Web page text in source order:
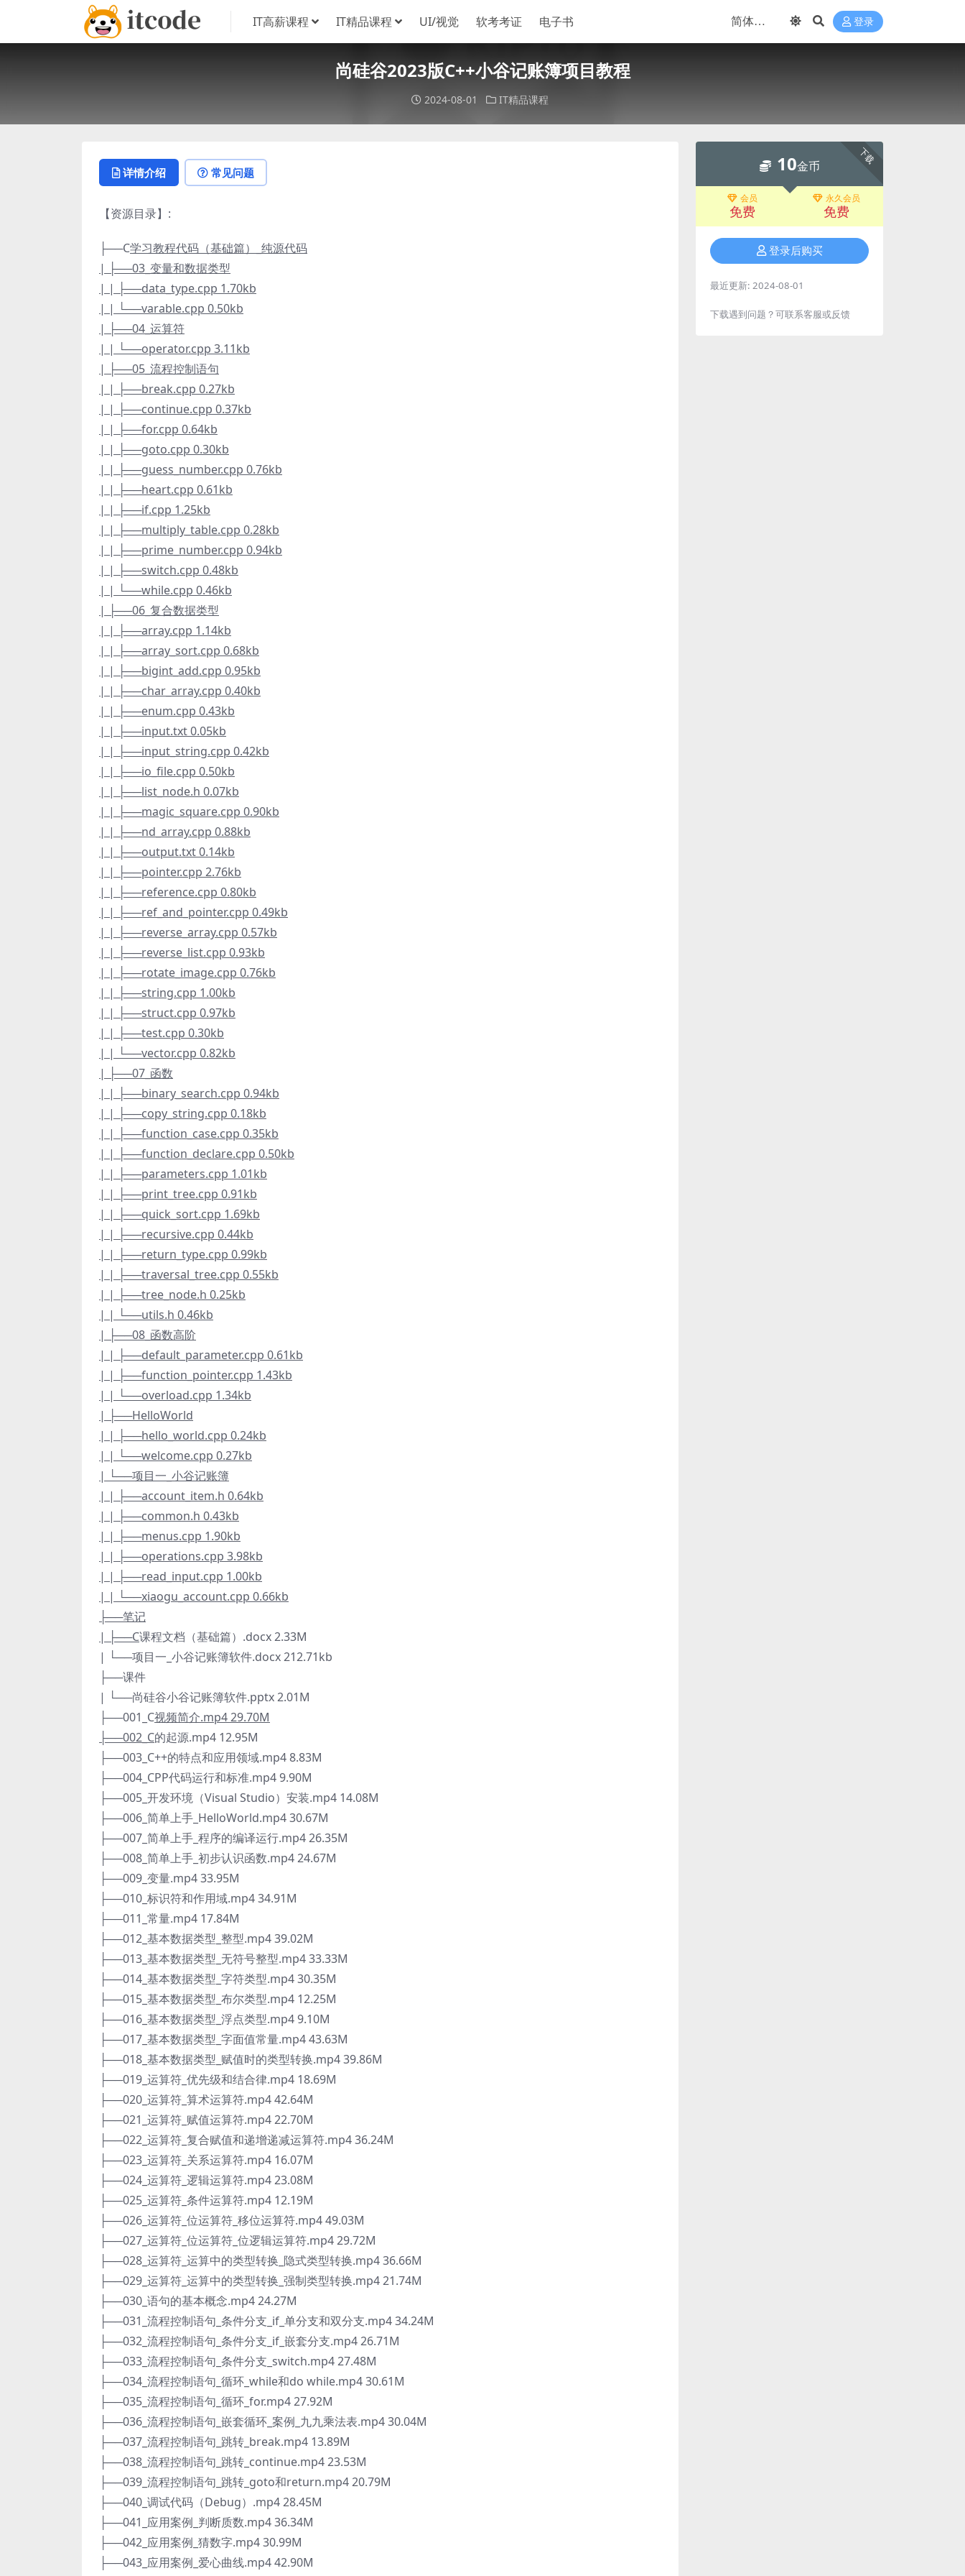
IT高薪课程 IT精品课程 UI/视觉 软考考证 电子书 登录
尚硅谷2023版C++小谷记账簿项目教程
2024-08-01 IT精品课程
详情介绍 常见问题
【资源目录】:
├──C学习教程代码（基础篇）_纯源代码
| ├──03_变量和数据类型
| | ├──data_type.cpp 1.70kb
| | └──varable.cpp 0.50kb
| ├──04_运算符
| | └──operator.cpp 3.11kb
| ├──05_流程控制语句
| | ├──break.cpp 0.27kb
| | ├──continue.cpp 0.37kb
| | ├──for.cpp 0.64kb
| | ├──goto.cpp 0.30kb
| | ├──guess_number.cpp 0.76kb
| | ├──heart.cpp 0.61kb
| | ├──if.cpp 1.25kb
| | ├──multiply_table.cpp 0.28kb
| | ├──prime_number.cpp 0.94kb
| | ├──switch.cpp 0.48kb
| | └──while.cpp 0.46kb
| ├──06_复合数据类型
| | ├──array.cpp 1.14kb
| | ├──array_sort.cpp 0.68kb
| | ├──bigint_add.cpp 0.95kb
| | ├──char_array.cpp 0.40kb
| | ├──enum.cpp 0.43kb
| | ├──input.txt 0.05kb
| | ├──input_string.cpp 0.42kb
| | ├──io_file.cpp 0.50kb
| | ├──list_node.h 0.07kb
| | ├──magic_square.cpp 0.90kb
| | ├──nd_array.cpp 0.88kb
| | ├──output.txt 0.14kb
| | ├──pointer.cpp 2.76kb
| | ├──reference.cpp 0.80kb
| | ├──ref_and_pointer.cpp 0.49kb
| | ├──reverse_array.cpp 0.57kb
| | ├──reverse_list.cpp 0.93kb
| | ├──rotate_image.cpp 0.76kb
| | ├──string.cpp 1.00kb
| | ├──struct.cpp 0.97kb
| | ├──test.cpp 0.30kb
| | └──vector.cpp 0.82kb
| ├──07_函数
| | ├──binary_search.cpp 0.94kb
| | ├──copy_string.cpp 0.18kb
| | ├──function_case.cpp 0.35kb
| | ├──function_declare.cpp 0.50kb
| | ├──parameters.cpp 1.01kb
| | ├──print_tree.cpp 0.91kb
| | ├──quick_sort.cpp 1.69kb
| | ├──recursive.cpp 0.44kb
| | ├──return_type.cpp 0.99kb
| | ├──traversal_tree.cpp 0.55kb
| | ├──tree_node.h 0.25kb
| | └──utils.h 0.46kb
| ├──08_函数高阶
| | ├──default_parameter.cpp 0.61kb
| | ├──function_pointer.cpp 1.43kb
| | └──overload.cpp 1.34kb
| ├──HelloWorld
| | ├──hello_world.cpp 0.24kb
| | └──welcome.cpp 0.27kb
| └──项目一_小谷记账簿
| | ├──account_item.h 0.64kb
| | ├──common.h 0.43kb
| | ├──menus.cpp 1.90kb
| | ├──operations.cpp 3.98kb
| | ├──read_input.cpp 1.00kb
| | └──xiaogu_account.cpp 0.66kb
├──笔记
| ├──C课程文档（基础篇）.docx 2.33M
| └──项目一_小谷记账簿软件.docx 212.71kb
├──课件
| └──尚硅谷小谷记账簿软件.pptx 2.01M
├──001_C视频简介.mp4 29.70M
├──002_C的起源.mp4 12.95M
├──003_C++的特点和应用领域.mp4 8.83M
├──004_CPP代码运行和标准.mp4 9.90M
├──005_开发环境（Visual Studio）安装.mp4 14.08M
├──006_简单上手_HelloWorld.mp4 30.67M
├──007_简单上手_程序的编译运行.mp4 26.35M
├──008_简单上手_初步认识函数.mp4 24.67M
├──009_变量.mp4 33.95M
├──010_标识符和作用域.mp4 34.91M
├──011_常量.mp4 17.84M
├──012_基本数据类型_整型.mp4 39.02M
├──013_基本数据类型_无符号整型.mp4 33.33M
├──014_基本数据类型_字符类型.mp4 30.35M
├──015_基本数据类型_布尔类型.mp4 12.25M
├──016_基本数据类型_浮点类型.mp4 9.10M
├──017_基本数据类型_字面值常量.mp4 43.63M
├──018_基本数据类型_赋值时的类型转换.mp4 39.86M
├──019_运算符_优先级和结合律.mp4 18.69M
├──020_运算符_算术运算符.mp4 42.64M
├──021_运算符_赋值运算符.mp4 22.70M
├──022_运算符_复合赋值和递增递减运算符.mp4 36.24M
├──023_运算符_关系运算符.mp4 16.07M
├──024_运算符_逻辑运算符.mp4 23.08M
├──025_运算符_条件运算符.mp4 12.19M
├──026_运算符_位运算符_移位运算符.mp4 49.03M
├──027_运算符_位运算符_位逻辑运算符.mp4 29.72M
├──028_运算符_运算中的类型转换_隐式类型转换.mp4 36.66M
├──029_运算符_运算中的类型转换_强制类型转换.mp4 21.74M
├──030_语句的基本概念.mp4 24.27M
├──031_流程控制语句_条件分支_if_单分支和双分支.mp4 34.24M
├──032_流程控制语句_条件分支_if_嵌套分支.mp4 26.71M
├──033_流程控制语句_条件分支_switch.mp4 27.48M
├──034_流程控制语句_循环_while和do while.mp4 30.61M
├──035_流程控制语句_循环_for.mp4 27.92M
├──036_流程控制语句_嵌套循环_案例_九九乘法表.mp4 30.04M
├──037_流程控制语句_跳转_break.mp4 13.89M
├──038_流程控制语句_跳转_continue.mp4 23.53M
├──039_流程控制语句_跳转_goto和return.mp4 20.79M
├──040_调试代码（Debug）.mp4 28.45M
├──041_应用案例_判断质数.mp4 36.34M
├──042_应用案例_猜数字.mp4 30.99M
├──043_应用案例_爱心曲线.mp4 42.90M
下载
10金币
会员
免费
永久会员
免费
登录后购买
最近更新: 2024-08-01
下载遇到问题？可联系客服或反馈